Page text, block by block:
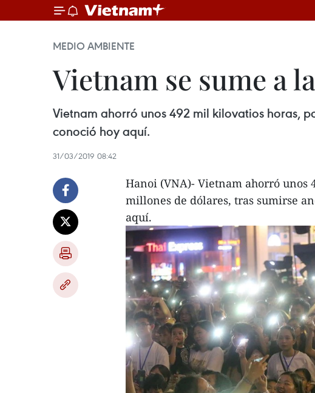
MEDIO AMBIENTE
Vietnam se sume a
Vietnam ahorró unos 492 mil kilovatios horas,
conoció hoy aquí.
31/03/2019 08:42
Hanoi (VNA)- Vietnam ahorró unos
millones de dólares, tras sumirse
aquí.